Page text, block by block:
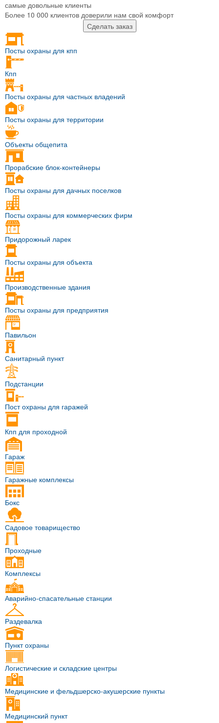
самые довольные клиенты
Более 10 000 клиентов доверили нам свой комфорт
Сделать заказ
Посты охраны для кпп
Кпп
Посты охраны для частных владений
Посты охраны для территории
Объекты общепита
Прорабские блок-контейнеры
Посты охраны для дачных поселков
Посты охраны для коммерческих фирм
Придорожный ларек
Посты охраны для объекта
Производственные здания
Посты охраны для предприятия
Павильон
Санитарный пункт
Подстанции
Пост охраны для гаражей
Кпп для проходной
Гараж
Гаражные комплексы
Бокс
Садовое товарищество
Проходные
Комплексы
Аварийно-спасательные станции
Раздевалка
Пункт охраны
Логистические и складские центры
Медицинские и фельдшерско-акушерские пункты
Медицинский пункт